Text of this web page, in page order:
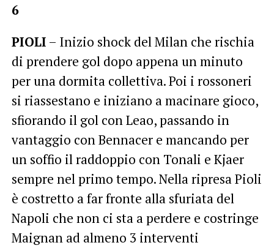
6
PIOLI – Inizio shock del Milan che rischia
di prendere gol dopo appena un minuto
per una dormita collettiva. Poi i rossoneri
si riassestano e iniziano a macinare gioco,
sfiorando il gol con Leao, passando in
vantaggio con Bennacer e mancando per
un soffio il raddoppio con Tonali e Kjaer
sempre nel primo tempo. Nella ripresa Pioli
è costretto a far fronte alla sfuriata del
Napoli che non ci sta a perdere e costringe
Maignan ad almeno 3 interventi